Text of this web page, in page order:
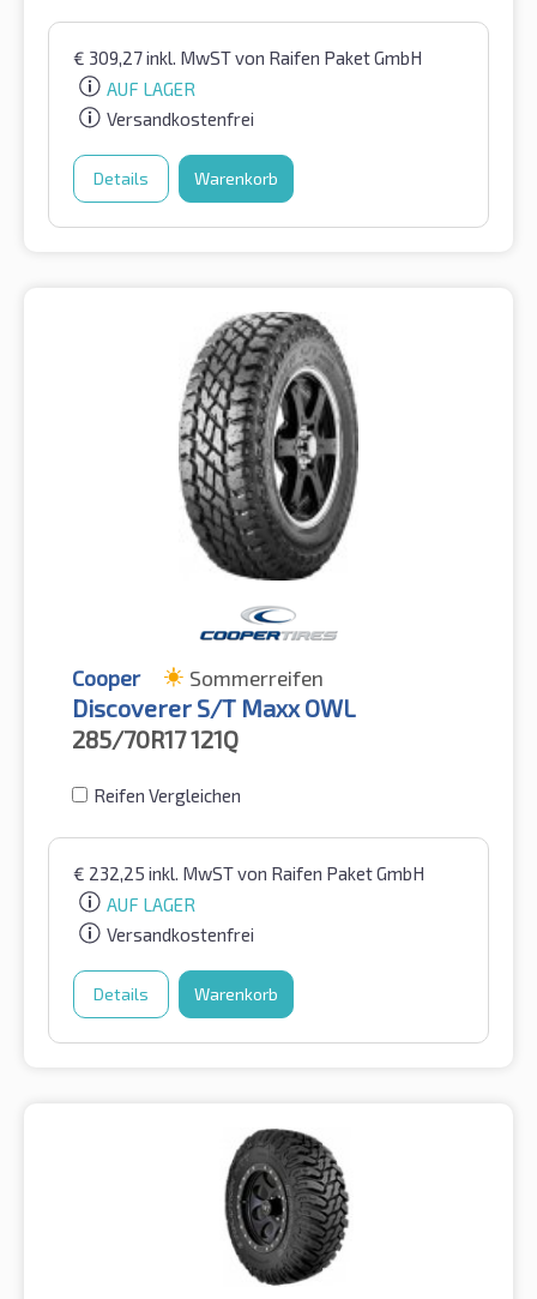
€ 309,27inkl. MwSTvon Raifen Paket GmbH
AUF LAGER
Versandkostenfrei
Details Warenkorb
Cooper Sommerreifen
Discoverer S/T Maxx OWL
285/70R17121Q
Reifen Vergleichen
€ 232,25 inkl. MwSTvon Raifen Paket GmbH
AUF LAGER
Versandkostenfrei
Details Warenkorb